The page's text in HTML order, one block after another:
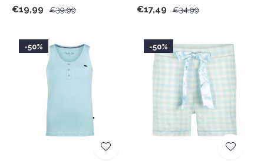
€19,99
€39,99
€17,49
€34,99
-50% -50%